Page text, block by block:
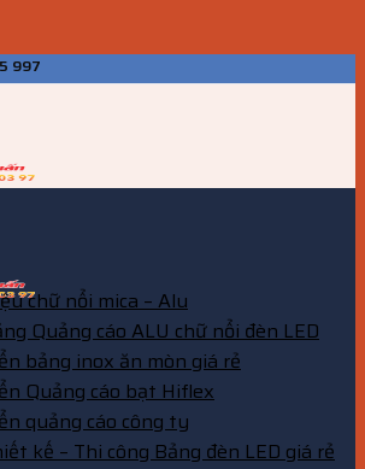
997
chữ nổi mica – Alu
Quảng cáo ALU chữ nổi đèn LED
bảng inox ăn mòn giá rẻ
Quảng cáo bạt Hiflex
quảng cáo công ty
kế – Thi công Bảng đèn LED giá rẻ